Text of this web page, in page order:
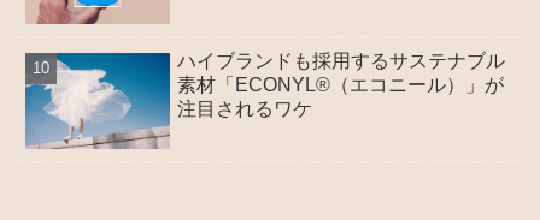
ハイブランドも採用するサステナブル
素材「ECONYL®（エコニール）」が
注目されるワケ